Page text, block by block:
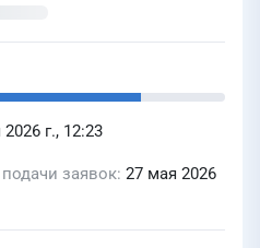
г., 12:23
заявок 27 мая 2026